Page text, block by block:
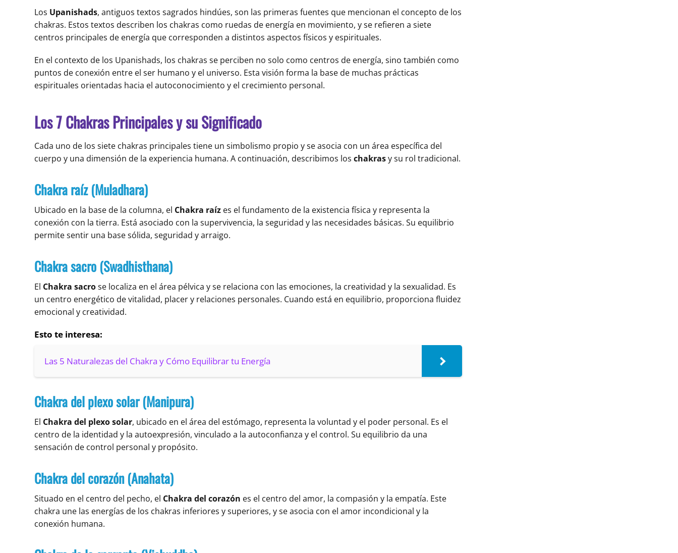
Los Upanishads, antiguos textos sagrados hindúes, son las primeras fuentes que mencionan el concepto de los
chakras. Estos textos describen los chakras como ruedas de energía en movimiento, y se refieren a siete
centros principales de energía que corresponden a distintos aspectos físicos y espirituales.
En el contexto de los Upanishads, los chakras se perciben no solo como centros de energía, sino también como
puntos de conexión entre el ser humano y el universo. Esta visión forma la base de muchas prácticas
espirituales orientadas hacia el autoconocimiento y el crecimiento personal.
Los 7 Chakras Principales y su Significado
Cada uno de los siete chakras principales tiene un simbolismo propio y se asocia con un área específica del
cuerpo y una dimensión de la experiencia humana. A continuación, describimos los chakrasy su rol tradicional.
Chakra raíz (Muladhara)
Ubicado en la base de la columna, el Chakra raíz es el fundamento de la existencia física y representa la
conexión con la tierra. Está asociado con la supervivencia, la seguridad y las necesidades básicas. Su equilibrio
permite sentir una base sólida, seguridad y arraigo.
Chakra sacro (Swadhisthana)
El Chakra sacrose localiza en el área pélvica y se relaciona con las emociones, la creatividad y la sexualidad. Es
un centro energético de vitalidad, placer y relaciones personales. Cuando está en equilibrio, proporciona fluidez
emocional y creatividad.
Esto te interesa:
Las 5 Naturalezas del Chakra y Cómo Equilibrar tu Energía
Chakra del plexo solar (Manipura)
El Chakra del plexo solar, ubicado en el área del estómago, representa la voluntad y el poder personal. Es el
centro de la identidad y la autoexpresión, vinculado a la autoconfianza y el control. Su equilibrio da una
sensación de control personal y propósito.
Chakra del corazón (Anahata)
Situado en el centro del pecho, el Chakra del corazón es el centro del amor, la compasión y la empatía. Este
chakra une las energías de los chakras inferiores y superiores, y se asocia con el amor incondicional y la
conexión humana.